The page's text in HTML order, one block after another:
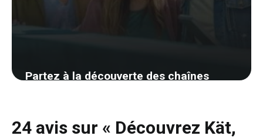
Partez à la découverte des chaînes
20 août 2024
24 avis sur « Découvrez Kät,